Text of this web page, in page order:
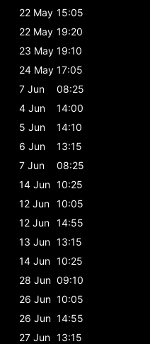
22 May 15:05
22 May 19:20
23 May 19:10
24 May 17:05
7 Jun
08:25
4 Jun
14:00
5 Jun
14:10
6 Jun
13:15
7 Jun
08:25
14 Jun 10:25
12 Jun 10:05
12 Jun 14:55
13 Jun 13:15
14 Jun 10:25
28 Jun 09:10
26 Jun 10:05
26 Jun 14:55
27 Jun 13:15